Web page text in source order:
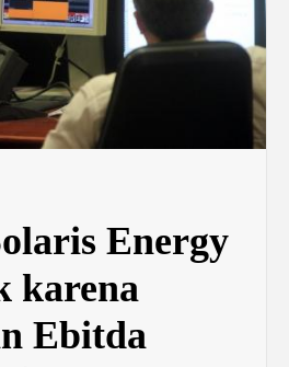
Energy
karena
Ebitda